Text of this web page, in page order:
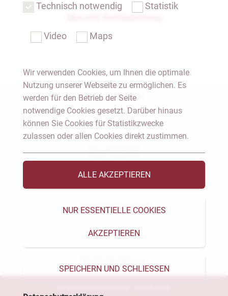
Notar Dresden
Fachgebiete
Das Notariat
Vorträge & Veröffentlichungen
Videos & Podcast
Aktuelles
Technisch notwendig Statistik
Video Maps
Wir verwenden Cookies, um Ihnen die optimale
Nutzung unserer Webseite zu ermöglichen. Es
werden für den Betrieb der Seite
notwendige Cookies gesetzt. Darüber hinaus
können Sie Cookies für Statistikzwecke
zulassen oder allen Cookies direkt zustimmen.
ALLE AKZEPTIEREN
NUR ESSENTIELLE COOKIES
AKZEPTIEREN
SPEICHERN UND SCHLIESSEN